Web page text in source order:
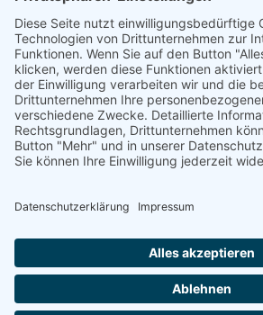
beraten Sie gerne und
individuelles Angebot.
SCHREIBEN SIE UNS
© 2026medienzentrum-stade.de
Barrierefreiheitserklärung
Datenschutzerklärung